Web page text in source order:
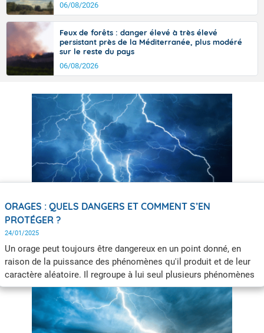
06/08/2026
Feux de forêts : danger élevé à très élevé
persistant près de la Méditerranée, plus modéré
sur le reste du pays
06/08/2026
ORAGES : QUELS DANGERS ET COMMENT S’EN
PROTÉGER ?
24/01/2025
Un orage peut toujours être dangereux en un point donné, en
raison de la puissance des phénomènes qu'il produit et de leur
caractère aléatoire. Il regroupe à lui seul plusieurs phénomènes
pouvant être dangereux : la foudre, les pluies intenses, les
rafales de vent ou encore de la grêle. Pour se protéger des
orages, l’un des conseils est de vous abriter dans un bâtiment en
dur, de vous éloigner des arbres et des cours d’eau et de se tenir